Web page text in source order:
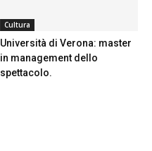
Cultura
Università di Verona: master
in management dello
spettacolo.